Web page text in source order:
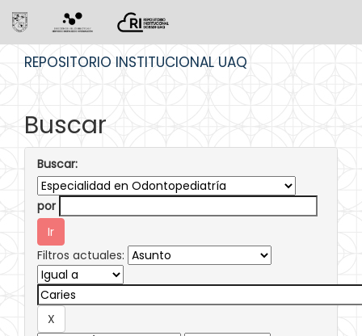
REPOSITORIO INSTITUCIONAL UAQ
Buscar
Buscar:
por
Filtros actuales: